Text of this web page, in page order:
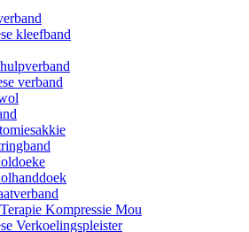
kleefband
verband
Kompressie Mou
Verkoelingspleister